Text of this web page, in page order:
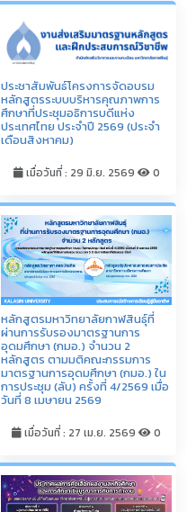
ประชาสัมพันธ์โครงการจัดอบรม
หลักสูตรระบบบริหารคุณภาพการ
ศึกษาที่ประชุมอธิการบดีแห่ง
ประเทศไทย ประจำปี 2569 (ประจำ
เดือนสิงหาคม)
เมื่อวันที่ : 29 มิ.ย. 2569 0
หลักสูตรมหาวิทยาลัยกาฬสินธุ์ที่
ผ่านการรับรองมาตรฐานการ
อุดมศึกษา (กมอ.) จำนวน 2
หลักสูตร ตามมติคณะกรรมการ
มาตรฐานการอุดมศึกษา (กมอ.) ใน
การประชุม (ลับ) ครั้งที่ 4/2569 เมื่อ
วันที่ 8 เมษายน 2569
เมื่อวันที่ : 27 เม.ย. 2569 0